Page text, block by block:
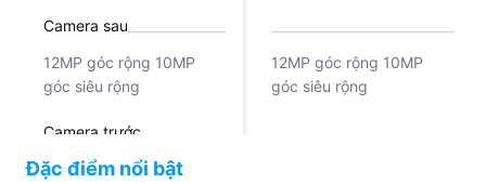
Camera sau
12MP góc rộng 10MP
góc siêu rộng
Camera trước
12MP góc siêu rộng 122
12MP góc rộng 10MP
góc siêu rộng
Đặc điểm nổi bật